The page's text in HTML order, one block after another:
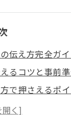
伝え方完全ガ
るコツと事前
で押さえるポ
ンで的確に伝え